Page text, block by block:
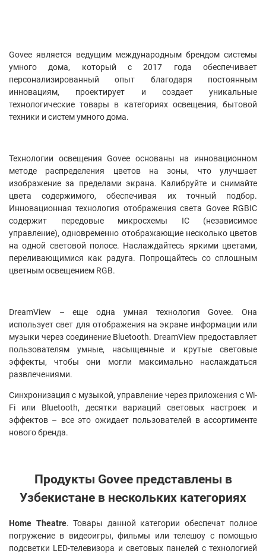
Govee является ведущим международным брендом системы
умного дома, который с 2017 года обеспечивает
персонализированный опыт благодаря постоянным
инновациям, проектирует и создает уникальные
технологические товары в категориях освещения, бытовой
техники и систем умного дома.
Технологии освещения Govee основаны на инновационном
методе распределения цветов на зоны, что улучшает
изображение за пределами экрана. Калибруйте и снимайте
цвета содержимого, обеспечивая их точный подбор.
Инновационная технология отображения света Govee RGBIC
содержит передовые микросхемы IC (независимое
управление), одновременно отображающие несколько цветов
на одной световой полосе. Наслаждайтесь яркими цветами,
переливающимися как радуга. Попрощайтесь со сплошным
цветным освещением RGB.
DreamView – еще одна умная технология Govee. Она
использует свет для отображения на экране информации или
музыки через соединение Bluetooth. DreamView предоставляет
пользователям умные, насыщенные и крутые световые
эффекты, чтобы они могли максимально наслаждаться
развлечениями.
Синхронизация с музыкой, управление через приложения с Wi-
Fi или Bluetooth, десятки вариаций световых настроек и
эффектов – все это ожидает пользователей в ассортименте
нового бренда.
Продукты Goveeпредставлены в
Узбекистане в нескольких категориях
Home Theatre. Товары данной категории обеспечат полное
погружение в видеоигры, фильмы или телешоу с помощью
подсветки LED-телевизора и световых панелей с технологией